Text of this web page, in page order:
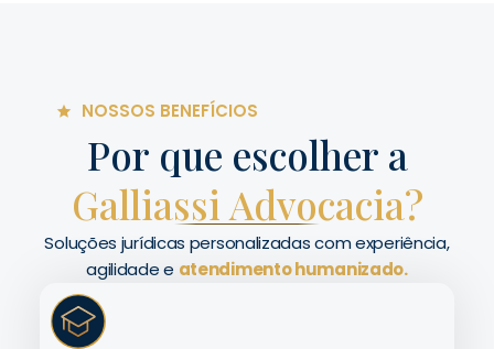
NOSSOS BENEFÍCIOS
Por que escolher a
Galliassi Advocacia?
Soluções jurídicas personalizadas com experiência,
agilidade e atendimento humanizado.